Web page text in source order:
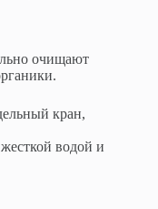
очищают
кран,
водой и